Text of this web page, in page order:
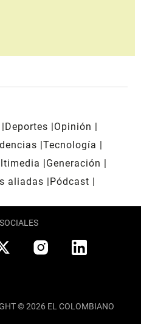
Deportes
Opinión
Tecnología
Generación
aliadas
Pódcast
© 2026 EL COLOMBIANO